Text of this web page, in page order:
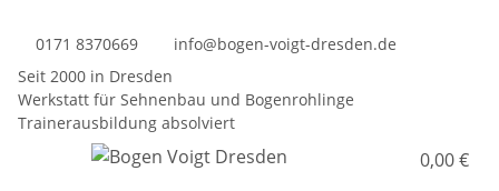
0171 8370669
info@bogen-voigt-dresden.de
Seit 2000 in Dresden
Werkstatt für Sehnenbau und Bogenrohlinge
Trainerausbildung absolviert
0,00 €